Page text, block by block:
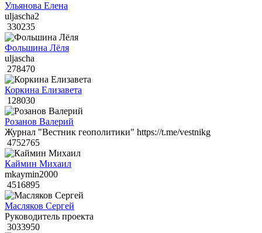
Ульянова Елена
uljascha2
330235
Фольшина Лёля
uljascha
278470
Коркина Елизавета
128030
Розанов Валерий
Журнал "Вестник геополитики" https://t.me/vestnikg
4752765
Каймин Михаил
mkaymin2000
4516895
Масляков Сергей
Руководитель проекта
3033950